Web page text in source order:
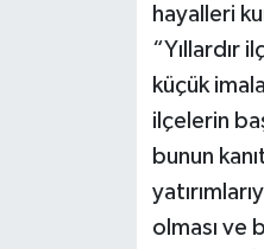
hayalleri
“Yıllardır
küçük
ilçelerin
bunun
olması ve